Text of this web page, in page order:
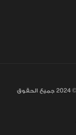
© 2024 جميع الحقوق